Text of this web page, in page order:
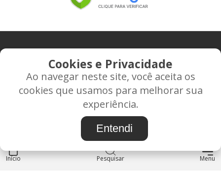
Início Pesquisar Menu
CONTATO
Rua Alice Frateano Figueiredo, 11-44 - Vila Triagem -
BAURU/SP - CEP: 17.030-038
CNPJ: 37.022.538/0001-07
INSTITUCIONAL
Cookies e Privacidade
Ao navegar neste site, você aceita os
cookies que usamos para melhorar sua
experiência.
Entendi